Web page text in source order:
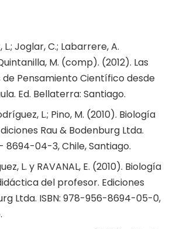
L.; Joglar, C.; Labarrere, A.
M. (comp). (2012). Las
Pensamiento Científico desde
Ed. Bellaterra: Santiago.
L.; Pino, M. (2010). Biología
Rau & Bodenburg Ltda.
8694-04-3, Chile, Santiago.
L. y RAVANAL, E. (2010). Biología
del profesor. Ediciones
Ltda. ISBN: 978-956-8694-05-0,